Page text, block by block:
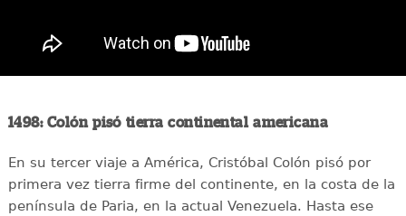
1498: Colón pisó tierra continental americana
En su tercer viaje a América, Cristóbal Colón pisó por
primera vez tierra firme del continente, en la costa de la
península de Paria, en la actual Venezuela. Hasta ese